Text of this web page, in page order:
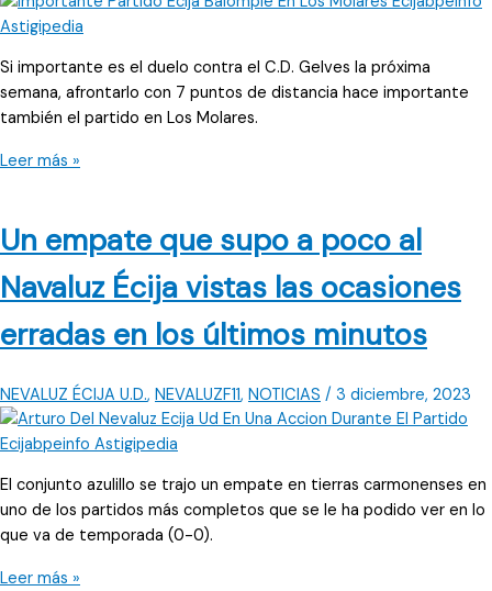
Si importante es el duelo contra el C.D. Gelves la próxima
semana, afrontarlo con 7 puntos de distancia hace importante
también el partido en Los Molares.
La
Los
antes
en
Gelves;
consigna
del
Balompié
Leer más »
Un empate que supo a poco al
Navaluz Écija vistas las ocasiones
erradas en los últimos minutos
NEVALUZ ÉCIJA U.D., NEVALUZF11, NOTICIAS / 3 diciembre, 2023
El conjunto azulillo se trajo un empate en tierras carmonenses en
uno de los partidos más completos que se le ha podido ver en lo
que va de temporada (0-0).
Un
Leer más »